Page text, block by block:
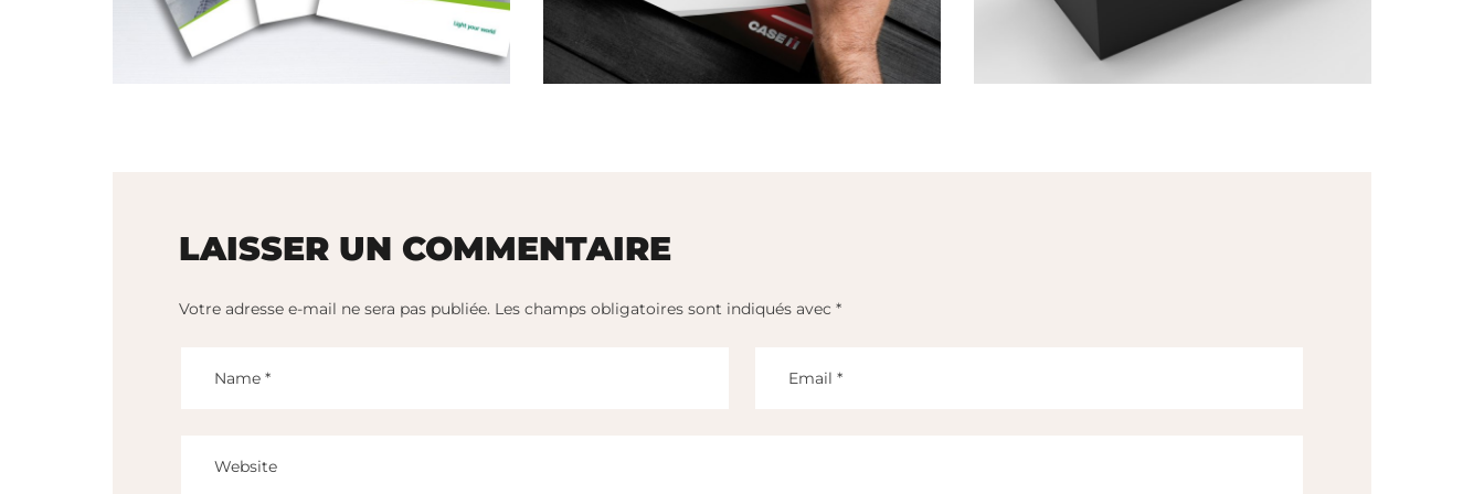
LAISSER UN COMMENTAIRE
Votre adresse e-mail ne sera pas publiée. Les champs obligatoires sont indiqués avec *